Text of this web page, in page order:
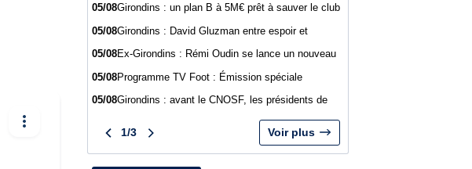
05/08Girondins : un plan B à 5M€ prêt à sauver le club
05/08Girondins : David Gluzman entre espoir et
05/08Ex-Girondins : Rémi Oudin se lance un nouveau
05/08Programme TV Foot : Émission spéciale
05/08Girondins : avant le CNOSF, les présidents de
dénoncent un "passe-droit"
1/3 Voir plus